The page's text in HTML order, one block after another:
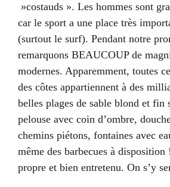
»costauds ». Les hommes sont
car le sport a une place très
(surtout le surf). Pendant notre
remarquons BEAUCOUP de
modernes. Apparemment, toutes
des côtes appartiennent à des
belles plages de sable blond et fin
pelouse avec coin d’ombre,
chemins piétons, fontaines avec
même des barbecues à
propre et bien entretenu. On s’y